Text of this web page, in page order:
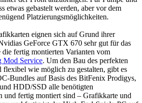
etwas gebastelt werden, aber vor dem
Platzierungsmöglichkeiten.
eignen sich auf Grund ihrer
GeForce GTX 670 sehr gut für das
fertig montierten Varianten vom
Mod Service. Um den Bau des perfekten
wie möglich zu gestalten, gibt es
Bundles auf Basis des BitFenix Prodigys,
HDD/SSD alle benötigten
und fertig montiert sind – Grafikkarte und